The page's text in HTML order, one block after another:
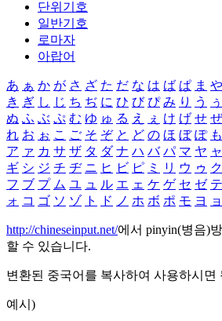
단위기호
일반기호
로마자
아랍어
あ ぁ か が さ ざ た だ な は ば ぱ ま や
き ぎ し じ ち ぢ に ひ び ぴ み り う ぅ
ぬ ふ ぶ ぷ む ゆ ゅ る え ぇ け げ せ ぜ
れ お ぉ こ ご そ ぞ と ど の ほ ぼ ぽ も
ア ァ カ サ ザ タ ダ ナ ハ バ パ マ ヤ ャ
ギ シ ジ チ ヂ ニ ヒ ビ ピ ミ リ ウ ゥ ク
フ ブ プ ム ユ ュ ル エ ェ ケ ゲ セ ゼ テ
ォ コ ゴ ソ ゾ ト ド ノ ホ ボ ポ モ ヨ ョ
http://chineseinput.net/에서 pinyin(병음)
할 수 있습니다.
변환된 중국어를 복사하여 사용하시면
예시)